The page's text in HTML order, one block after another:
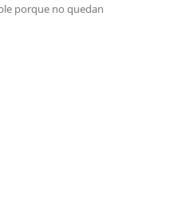
porque no quedan